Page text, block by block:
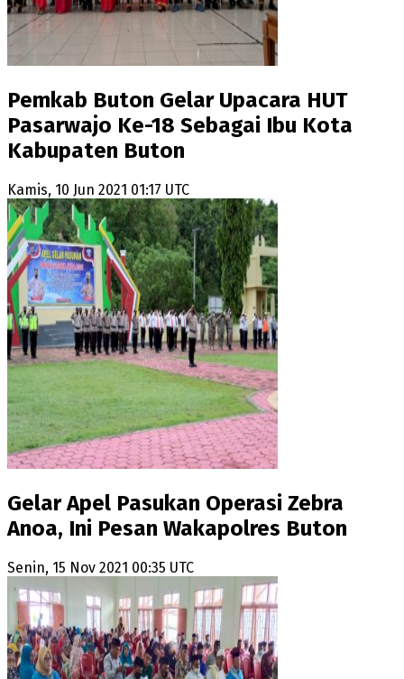
Pemkab Buton Gelar Upacara HUT
Pasarwajo Ke-18 Sebagai Ibu Kota
Kabupaten Buton
Kamis, 10 Jun 2021 01:17 UTC
Gelar Apel Pasukan Operasi Zebra
Anoa, Ini Pesan Wakapolres Buton
Senin, 15 Nov 2021 00:35 UTC